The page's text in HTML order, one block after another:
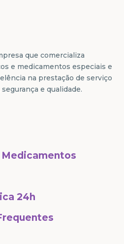
que comercializa
e medicamentos especiais e
na prestação de serviço
e qualidade.
24h